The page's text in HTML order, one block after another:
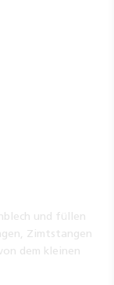
und füllen
Zimtstangen
dem kleinen